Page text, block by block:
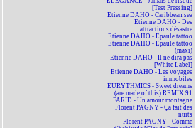
[Test Pressing]
Etienne DAHO - Caribbean sea
Etienne DAHO - Des
attractions désastre
Etienne DAHO - Epaule tattoo
Etienne DAHO - Epaule tattoo
(maxi)
Etienne DAHO - Il ne dira pas
[White Label]
Etienne DAHO - Les voyages
immobiles
EURYTHMICS - Sweet dreams
(are made of this) REMIX 91
FARID - Un amour montagne
Florent PAGNY - Ça fait des
nuits
Florent PAGNY - Comme